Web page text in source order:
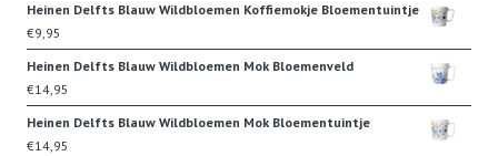
Heinen Delfts Blauw Wildbloemen Koffiemokje Bloementuintje
€9,95
Heinen Delfts Blauw Wildbloemen Mok Bloemenveld
€14,95
Heinen Delfts Blauw Wildbloemen Mok Bloementuintje
€14,95